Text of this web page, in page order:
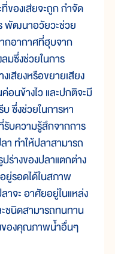
ของเสียจะถูก กำจัด
พัฒนาอวัยวะช่วย
กอากาศที่ฮุบจาก
มซึ่งช่วยในการ
เสียงหรือขยายเสียง
นข้างไว และปกติจะมี
ซึ่งช่วยในการหา
รับความรู้สึกจากการ
ทำให้ปลาสามารถ
ร่างของปลาแตกต่าง
ยู่รอดได้ในสภาพ
าจะ อาศัยอยู่ในแหล่ง
ชนิดสามารถทนทาน
ของคุณภาพน้ำอื่นๆ